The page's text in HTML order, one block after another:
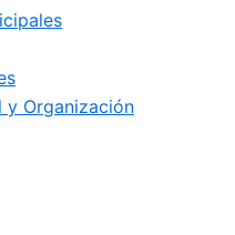
y Organización